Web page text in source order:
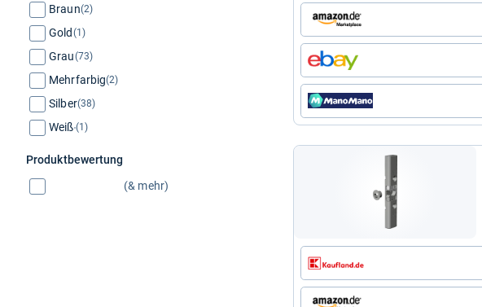
Braun(2)
Gold (1)
Grau(73)
Mehrfarbig(2)
Silber(38)
Weiß(1)
Produktbewertung
(& mehr)